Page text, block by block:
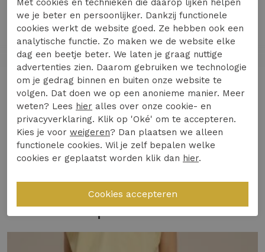
Maak kennis met de STUDIO ANNELOES City
short in een stijlvolle donkerbruine kleur, perfect
voor de Nederlandse zomerdagen. Deze korte
broek is een must-have voor elke modebewuste
vrouw die houdt van comfort en stijl.
Gemaakt van hoogwaardige materialen voor
ultiem draagcomfort
Ideaal voor zomerse dagen in de stad of op
vakantie
Trendy espresso kleur die makkelijk te
combineren is
Gemaakt van Medium Travelstof (75%
Polyamide, 25% Elastaan)
Binnenbeenlengte: 12 cm
Lees meer
Specificaties
Gerelateerde producten
Met cookies en technieken die daarop lijken helpen
we je beter en persoonlijker. Dankzij functionele
cookies werkt de website goed. Ze hebben ook een
analytische functie. Zo maken we de website elke
dag een beetje beter. We laten je graag nuttige
advertenties zien. Daarom gebruiken we technologie
om je gedrag binnen en buiten onze website te
volgen. Dat doen we op een anonieme manier. Meer
weten? Lees hier alles over onze cookie- en
privacyverklaring. Klik op 'Oké' om te accepteren.
Kies je voor weigeren? Dan plaatsen we alleen
functionele cookies. Wil je zelf bepalen welke
cookies er geplaatst worden klik dan hier.